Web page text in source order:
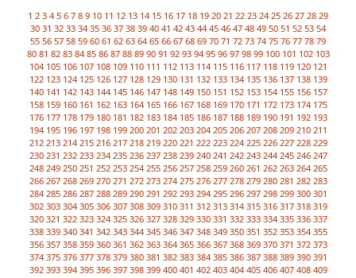
1 2 3 4 5 6 7 8 9 10 11 12 13 14 15 16 17 18 19 20 21 22 23 24 25 26 27 28 29
30 31 32 33 34 35 36 37 38 39 40 41 42 43 44 45 46 47 48 49 50 51 52 53 54
55 56 57 58 59 60 61 62 63 64 65 66 67 68 69 70 71 72 73 74 75 76 77 78 79
80 81 82 83 84 85 86 87 88 89 90 91 92 93 94 95 96 97 98 99 100 101 102 103
104 105 106 107 108 109 110 111 112 113 114 115 116 117 118 119 120 121
122 123 124 125 126 127 128 129 130 131 132 133 134 135 136 137 138 139
140 141 142 143 144 145 146 147 148 149 150 151 152 153 154 155 156 157
158 159 160 161 162 163 164 165 166 167 168 169 170 171 172 173 174 175
176 177 178 179 180 181 182 183 184 185 186 187 188 189 190 191 192 193
194 195 196 197 198 199 200 201 202 203 204 205 206 207 208 209 210 211
212 213 214 215 216 217 218 219 220 221 222 223 224 225 226 227 228 229
230 231 232 233 234 235 236 237 238 239 240 241 242 243 244 245 246 247
248 249 250 251 252 253 254 255 256 257 258 259 260 261 262 263 264 265
266 267 268 269 270 271 272 273 274 275 276 277 278 279 280 281 282 283
284 285 286 287 288 289 290 291 292 293 294 295 296 297 298 299 300 301
302 303 304 305 306 307 308 309 310 311 312 313 314 315 316 317 318 319
320 321 322 323 324 325 326 327 328 329 330 331 332 333 334 335 336 337
338 339 340 341 342 343 344 345 346 347 348 349 350 351 352 353 354 355
356 357 358 359 360 361 362 363 364 365 366 367 368 369 370 371 372 373
374 375 376 377 378 379 380 381 382 383 384 385 386 387 388 389 390 391
392 393 394 395 396 397 398 399 400 401 402 403 404 405 406 407 408 409